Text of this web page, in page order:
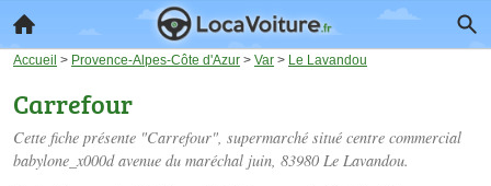
Accueil > Provence-Alpes-Côte d'Azur > Var > Le Lavandou
Carrefour
Cette fiche présente "Carrefour", supermarché situé centre commercial
babylone_x000d avenue du maréchal juin, 83980 Le Lavandou.